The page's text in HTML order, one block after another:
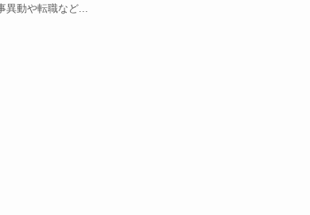
異動や転職など...